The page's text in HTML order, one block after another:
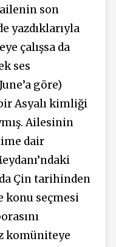
son
yazdıklarıyla
çalışsa da
ses
göre)
Asyalı kimliği
Ailesinin
dair
Çin tarihinden
konu seçmesi
komüniteye